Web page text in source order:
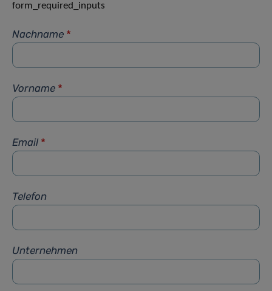
form_required_inputs
Nachname *
Vorname *
Email *
Telefon
Unternehmen